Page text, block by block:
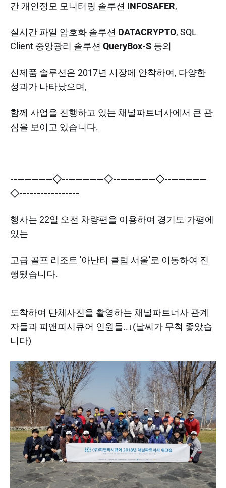
간 개인정모 모니터링 솔루션 INFOSAFER,
실시간 파일 암호화 솔루션 DATACRYPTO, SQL
Client 중앙광리 솔루션 QueryBox-S 등의
​신제품 솔루션은 2017년 시장에 안착하여, 다양한
성과가 나타났으며,
​​함께 사업을 진행하고 있는 채널파트너사에서 큰 관
심을 보이고 있습니다.
--—————◇--—————◇--—————◇--—————
◇-----------------
행사는 22일 오전 차량편을 이용하여 경기도 가평에
있는
고급 골프 리조트 '아난티 클럽 서울'로 이동하여 진
행됐습니다.
도착하여 단체사진을 촬영하는 채널파트너사 관계
자들과 피앤피시큐어 인원들..↓(날씨가 무척 좋았습
니다)